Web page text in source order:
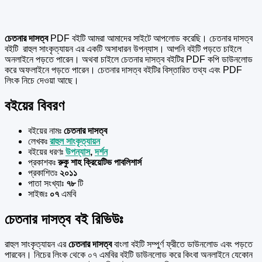
চেতনার দাসত্বPDF বইটি আমরা আমাদের সাইটে আপলোড করেছি। চেতনার দাসত্ব
বইটি রাহুল সাংকৃত্যায়ন এর একটি অসাধারন উপন্যাস। আপনি বইটি পড়তে চাইলে
অনলাইনে পড়তে পারেন। অথবা চাইলে চেতনার দাসত্ব বইটির PDF কপি ডাউনলোড
করে অফলাইনে পড়তে পারেন। চেতনার দাসত্ব বইটির বিস্তারিত তথ্য এবং PDF
লিংক নিচে দেওয়া আছে।
বইয়ের বিবরণ
বইয়ের নামঃ চেতনার দাসত্ব
লেখকঃ রাহুল সাংকৃত্যায়ন
বইয়ের ধরণঃ উপন্যাস, দর্শন
প্রকাশকঃরুকু শাহ ক্রিয়েটিভ পাবলিশার্স
প্রকাশিতঃ ২০১১
পাতা সংখ্যাঃ ৭৮টি
সাইজঃ ০৭ এমবি
চেতনার দাসত্ব বই রিভিউঃ
রাহুল সাংকৃত্যায়ন এরচেতনার দাসত্ববাংলা বইটি সম্পুর্ণ ফ্রীতে ডাউনলোড এবং পড়তে
পারবেন। নিচের লিংক থেকে ০৭ এমবির বইটি ডাউনলোড করে কিংবা অনলাইনে যেকোন